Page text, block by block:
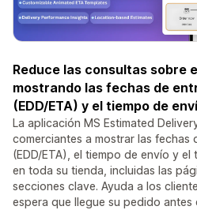
Reduce las consultas sobre
mostrando las fechas de
(EDD/ETA) y el tiempo de
La aplicación MS Estimated
comerciantes a mostrar las fechas
(EDD/ETA), el tiempo de envío y
en toda su tienda, incluidas las
secciones clave. Ayuda a los
espera que llegue su pedido antes